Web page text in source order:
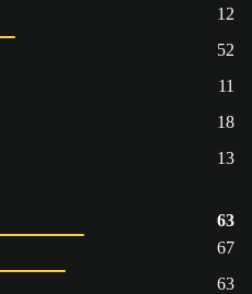
12
52
11
18
13
63
67
63